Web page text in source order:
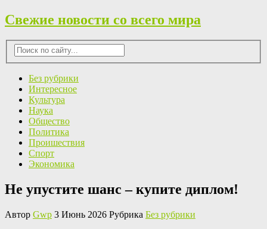
Свежие новости со всего мира
Без рубрики
Интересное
Культура
Наука
Общество
Политика
Проишествия
Спорт
Экономика
Не упустите шанс – купите диплом!
Автор Gwp 3 Июнь 2026 Рубрика Без рубрики